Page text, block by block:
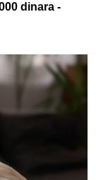
dinara -